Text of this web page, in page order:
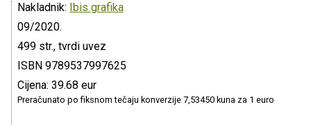
Nakladnik: Ibis grafika
09/2020.
499 str., tvrdi uvez
ISBN 9789537997625
Cijena: 39.68 eur
Preračunato po fiksnom tečaju konverzije 7,53450 kuna za 1 euro